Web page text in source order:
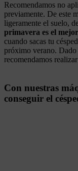
Recomendamos no
previamente. De este
ligeramente el suelo,
primavera es el
cuando sacas tu
próximo verano. Dado
recomendamos
Con nuestras
conseguir el